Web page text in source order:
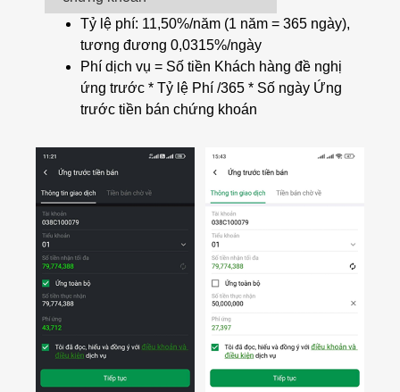
Tỷ lệ phí: 11,50%/năm (1 năm = 365 ngày),
tương đương 0,0315%/ngày
Phí dịch vụ = Số tiền Khách hàng đề nghị
ứng trước * Tỷ lệ Phí /365 * Số ngày Ứng
trước tiền bán chứng khoán